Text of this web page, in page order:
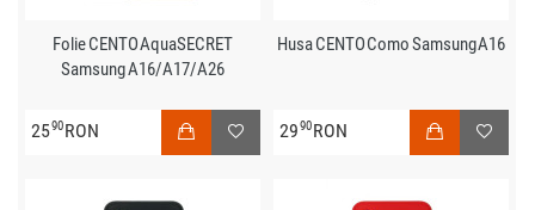
Folie CENTO AquaSECRET
Samsung A16/A17/A26
2590RON
Husa CENTO Como Samsung A16
2990RON